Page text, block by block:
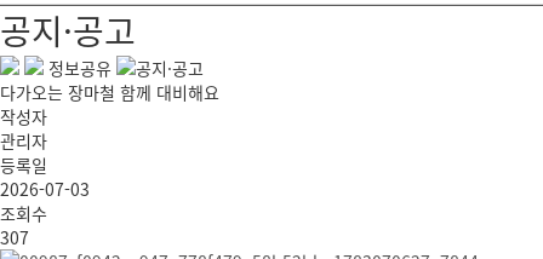
공지·공고
정보공유
공지·공고
다가오는 장마철 함께 대비해요
작성자
관리자
등록일
2026-07-03
조회수
307